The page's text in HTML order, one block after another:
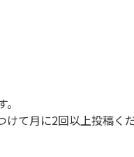
て月に2回以上投稿くだ